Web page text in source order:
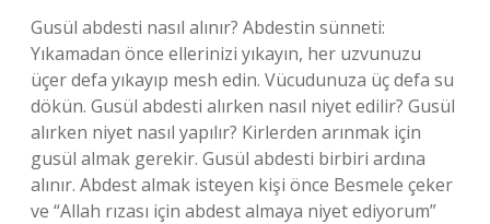
Gusül abdesti nasıl alınır? Abdestin sünneti:
Yıkamadan önce ellerinizi yıkayın, her uzvunuzu
üçer defa yıkayıp mesh edin. Vücudunuza üç defa su
dökün. Gusül abdesti alırken nasıl niyet edilir? Gusül
alırken niyet nasıl yapılır? Kirlerden arınmak için
gusül almak gerekir. Gusül abdesti birbiri ardına
alınır. Abdest almak isteyen kişi önce Besmele çeker
ve “Allah rızası için abdest almaya niyet ediyorum”